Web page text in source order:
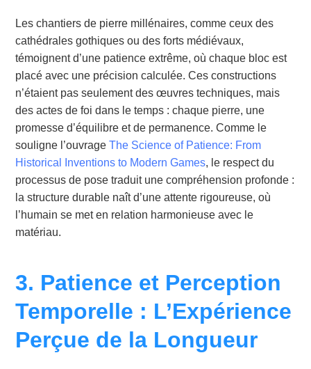
Les chantiers de pierre millénaires, comme ceux des
cathédrales gothiques ou des forts médiévaux,
témoignent d’une patience extrême, où chaque bloc est
placé avec une précision calculée. Ces constructions
n’étaient pas seulement des œuvres techniques, mais
des actes de foi dans le temps : chaque pierre, une
promesse d’équilibre et de permanence. Comme le
souligne l’ouvrageThe Science of Patience: From
Historical Inventions to Modern Games , le respect du
processus de pose traduit une compréhension profonde :
la structure durable naît d’une attente rigoureuse, où
l’humain se met en relation harmonieuse avec le
matériau.
3. Patience et Perception
Temporelle : L’Expérience
Perçue de la Longueur